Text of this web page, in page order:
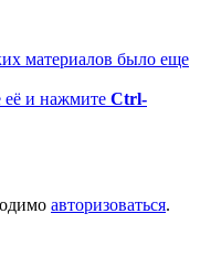
материалов было еще
её и нажмите Ctrl-
авторизоваться.